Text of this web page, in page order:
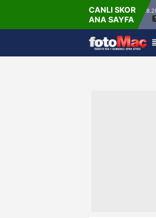
CANLI SKOR
ANA SAYFA
Ümraniyespor
8.8.2026 - Cum
19:00